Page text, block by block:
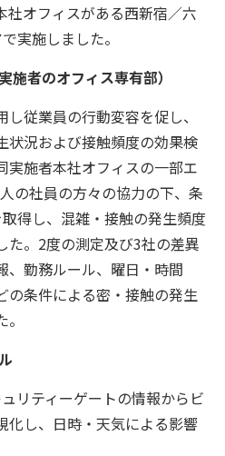
社オフィスがある西新宿／六
実施しました。
者のオフィス専有部）
従業員の行動変容を促し、
状況および接触頻度の効果検
実施者本社オフィスの一部エ
の社員の方々の協力の下、条
得し、混雑・接触の発生頻度
た。2度の測定及び3社の差異
、勤務ルール、曜日・時間
の条件による密・接触の発生
リティーゲートの情報からビ
化し、日時・天気による影響